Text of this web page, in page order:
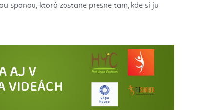
sponou, ktorá zostane presne tam, kde si ju